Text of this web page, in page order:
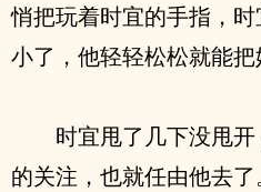
悄把玩着时宜的手指，
小了，他轻轻松松就能把
时宜甩了几下没甩
的关注，也就任由他去